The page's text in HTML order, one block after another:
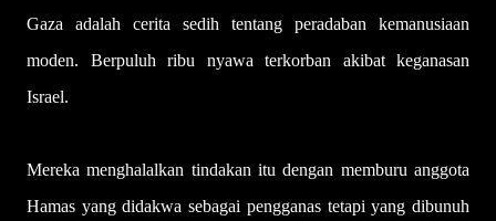
Gaza adalah cerita sedih tentang peradaban kemanusiaan
moden. Berpuluh ribu nyawa terkorban akibat keganasan
Israel.
Mereka menghalalkan tindakan itu dengan memburu anggota
Hamas yang didakwa sebagai pengganas tetapi yang dibunuh